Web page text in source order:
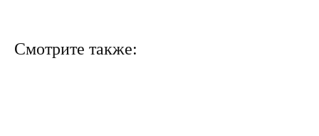
Смотрите также: